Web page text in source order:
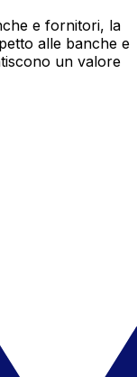
e fornitori, la
alle banche e
un valore